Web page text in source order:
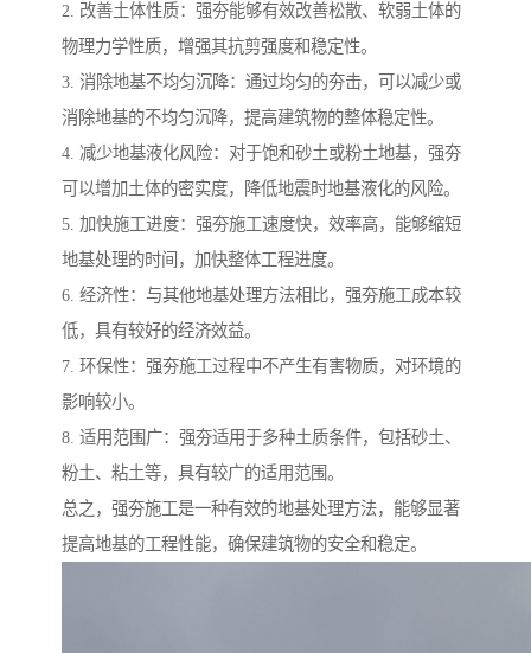
2. 改善土体性质：强夯能够有效改善松散、软弱土体的
物理力学性质，增强其抗剪强度和稳定性。
3. 消除地基不均匀沉降：通过均匀的夯击，可以减少或
消除地基的不均匀沉降，提高建筑物的整体稳定性。
4. 减少地基液化风险：对于饱和砂土或粉土地基，强夯
可以增加土体的密实度，降低地震时地基液化的风险。
5. 加快施工进度：强夯施工速度快，效率高，能够缩短
地基处理的时间，加快整体工程进度。
6. 经济性：与其他地基处理方法相比，强夯施工成本较
低，具有较好的经济效益。
7. 环保性：强夯施工过程中不产生有害物质，对环境的
影响较小。
8. 适用范围广：强夯适用于多种土质条件，包括砂土、
粉土、粘土等，具有较广的适用范围。
总之，强夯施工是一种有效的地基处理方法，能够显著
提高地基的工程性能，确保建筑物的安全和稳定。